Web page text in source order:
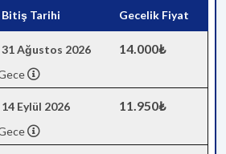
Bitiş Tarihi Gecelik Fiyat
31 Ağustos 2026 14.000₺
14 Eylül 2026 11.950₺